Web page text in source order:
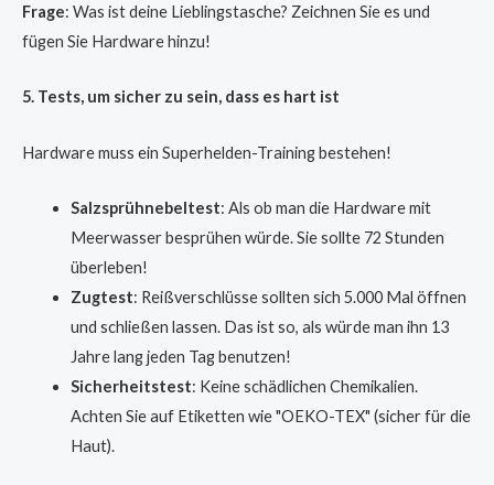
Frage: Was ist deine Lieblingstasche? Zeichnen Sie es und
fügen Sie Hardware hinzu!
5. Tests, um sicher zu sein, dass es hart ist
Hardware muss ein Superhelden-Training bestehen!
Salzsprühnebeltest: Als ob man die Hardware mit
Meerwasser besprühen würde. Sie sollte 72 Stunden
überleben!
Zugtest: Reißverschlüsse sollten sich 5.000 Mal öffnen
und schließen lassen. Das ist so, als würde man ihn 13
Jahre lang jeden Tag benutzen!
Sicherheitstest: Keine schädlichen Chemikalien.
Achten Sie auf Etiketten wie "OEKO-TEX" (sicher für die
Haut).